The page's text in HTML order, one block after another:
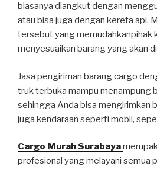
biasanya diangkut dengan
atau bisa juga dengan kereta api.
tersebut yang memudahkanpihak
menyesuaikan barang yang akan
Jasa pengiriman barang cargo
truk terbuka mampu menampung
sehingga Anda bisa mengirimkan
juga kendaraan seperti mobil,
Cargo Murah Surabaya
profesional yang melayani semua